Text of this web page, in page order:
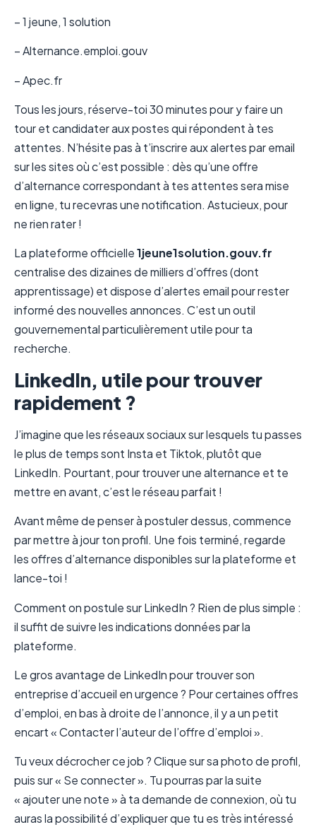
– 1 jeune, 1 solution
– Alternance.emploi.gouv
– Apec.fr
Tous les jours, réserve-toi 30 minutes pour y faire un
tour et candidater aux postes qui répondent à tes
attentes. N’hésite pas à t’inscrire aux alertes par email
sur les sites où c’est possible : dès qu’une offre
d’alternance correspondant à tes attentes sera mise
en ligne, tu recevras une notification. Astucieux, pour
ne rien rater !
La plateforme officielle1jeune1solution.gouv.fr
centralise des dizaines de milliers d’offres (dont
apprentissage) et dispose d’alertes email pour rester
informé des nouvelles annonces. C’est un outil
gouvernemental particulièrement utile pour ta
recherche.
LinkedIn, utile pour trouver
rapidement ?
J’imagine que les réseaux sociaux sur lesquels tu passes
le plus de temps sont Insta et Tiktok, plutôt que
LinkedIn. Pourtant, pour trouver une alternance et te
mettre en avant, c’est le réseau parfait !
Avant même de penser à postuler dessus, commence
par mettre à jour ton profil. Une fois terminé, regarde
les offres d’alternance disponibles sur la plateforme et
lance-toi !
Comment on postule sur LinkedIn ? Rien de plus simple :
il suffit de suivre les indications données par la
plateforme.
Le gros avantage de LinkedIn pour trouver son
entreprise d’accueil en urgence ? Pour certaines offres
d’emploi, en bas à droite de l’annonce, il y a un petit
encart « Contacter l’auteur de l’offre d’emploi ».
Tu veux décrocher ce job ? Clique sur sa photo de profil,
puis sur « Se connecter ». Tu pourras par la suite
« ajouter une note » à ta demande de connexion, où tu
auras la possibilité d’expliquer que tu es très intéressé